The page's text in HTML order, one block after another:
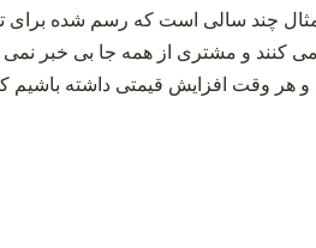
چند سالی است که رسم شده
کنند و مشتری از همه جا بی‌ خبر
و هر وقت افزایش قیمتی داشته